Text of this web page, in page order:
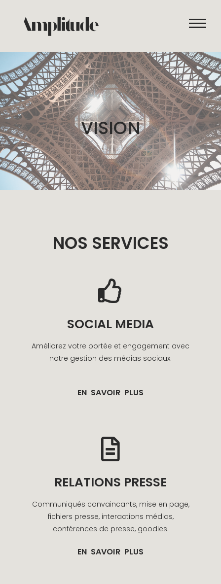
ACCUEIL
NOS SERVICES
REALISATIONS
À PROPOS DE NOUS
BLOG
DEMANDER UN DEVIS
NOUS CONTACTER
VISION
NOS SERVICES
SOCIAL MEDIA
Améliorez votre portée et engagement avec
notre gestion des médias sociaux.
EN SAVOIR PLUS
RELATIONS PRESSE
Communiqués convaincants, mise en page,
fichiers presse, interactions médias,
conférences de presse, goodies.
EN SAVOIR PLUS